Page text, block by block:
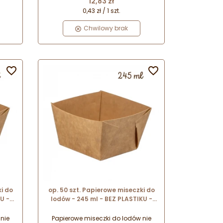
0,43 zł / 1 szt.
Chwilowy brak
do
-
na

op. 50 szt. Papierowe miseczki do
lodów - 245 ml - BEZ PLASTIKU -
serwowania lodów i deserów na
Papierowe miseczki do lodów nie
